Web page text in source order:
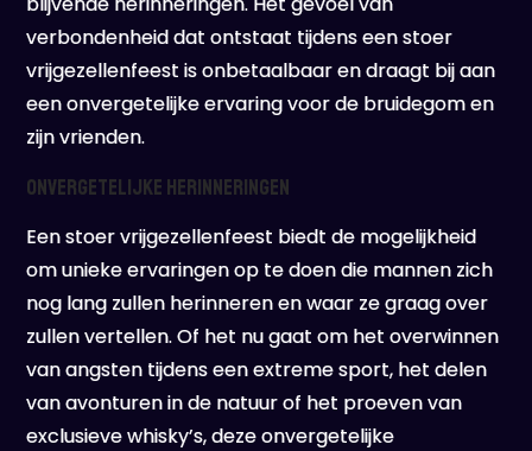
verbondenheid dat ontstaat tijdens een stoer
vrijgezellenfeest is onbetaalbaar en draagt bij aan
een onvergetelijke ervaring voor de bruidegom en
zijn vrienden.
Onvergetelijke herinneringen
Een stoer vrijgezellenfeest biedt de mogelijkheid
om unieke ervaringen op te doen die mannen zich
nog lang zullen herinneren en waar ze graag over
zullen vertellen. Of het nu gaat om het overwinnen
van angsten tijdens een extreme sport, het delen
van avonturen in de natuur of het proeven van
exclusieve whisky’s, deze onvergetelijke